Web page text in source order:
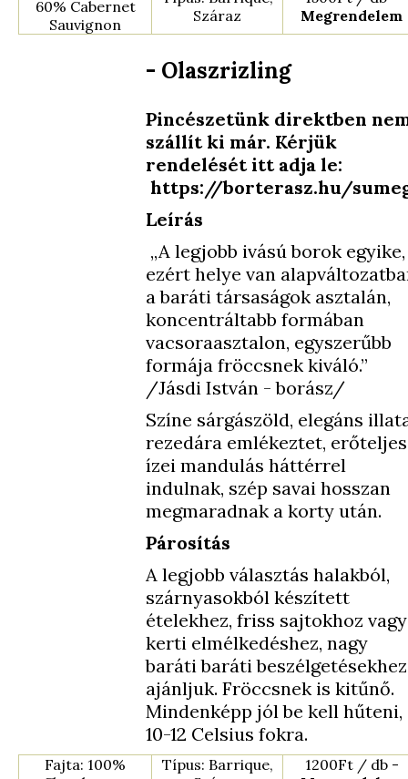
60% Cabernet
Sauvignon
Száraz
Megrendelem
- Olaszrizling
Pincészetünk direktben
szállít ki már. Kérjük
rendelését itt adja le:
https://borterasz.hu/
Leírás
„A legjobb ivású borok egyike,
ezért helye van
a baráti társaságok asztalán,
koncentráltabb formában
vacsoraasztalon, egyszerűbb
formája fröccsnek kiváló.”
/Jásdi István - borász/
Színe sárgászöld, elegáns
rezedára emlékeztet, erőteljes
ízei mandulás háttérrel
indulnak, szép savai hosszan
megmaradnak a korty után.
Párosítás
A legjobb választás halakból,
szárnyasokból készített
ételekhez, friss sajtokhoz vagy
kerti elmélkedéshez, nagy
baráti baráti beszélgetésekhez
ajánljuk. Fröccsnek is kitűnő.
Mindenképp jól be kell hűteni,
10-12 Celsius fokra.
Fajta: 100%
Típus: Barrique,
1200Ft / db -